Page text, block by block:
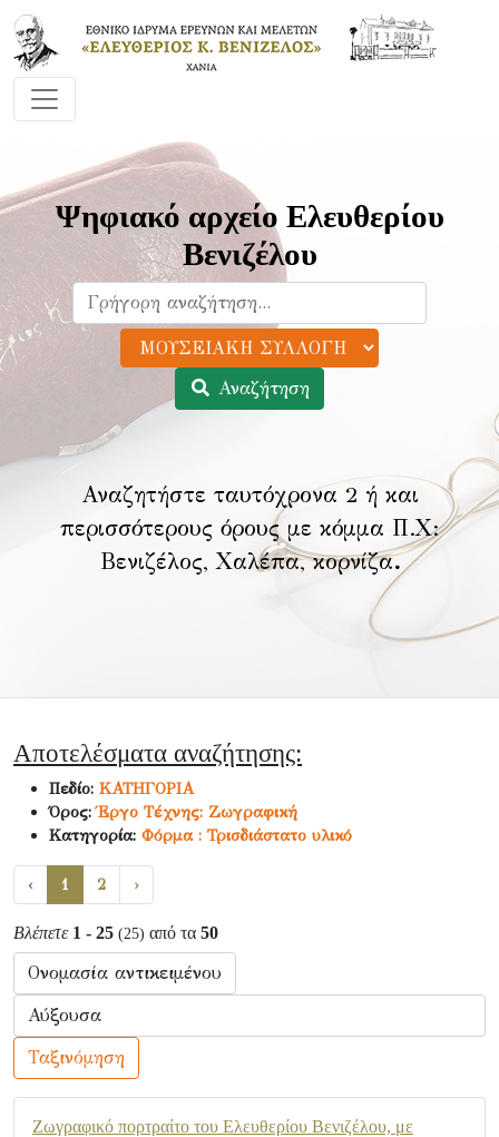
Ψηφιακό αρχείο Ελευθερίου
Βενιζέλου
Αναζήτηση
Αναζητήστε ταυτόχρονα 2 ή και
περισσότερους όρους με κόμμα Π.Χ:
Βενιζέλος, Χαλέπα, κορνίζα.
Αποτελέσματα αναζήτησης:
Πεδίο: ΚΑΤΗΓΟΡΙΑ
Όρος:Έργο Τέχνης: Ζωγραφική
Κατηγορία: Φόρμα : Τρισδιάστατο υλικό
‹ 1 2 ›
Βλέπετε 1 - 25 (25) από τα 50
Ταξινόμηση
Ζωγραφικό πορτραίτο του Ελευθερίου Βενιζέλου, με